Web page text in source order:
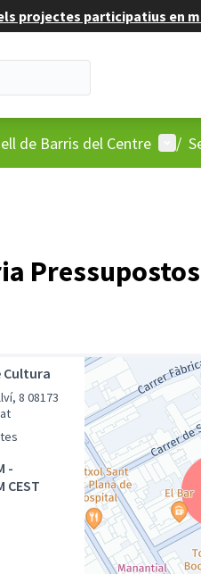
projectes participatius en
de Barris del Centre Menú
/
Pressupostos
Cultura
-
CEST